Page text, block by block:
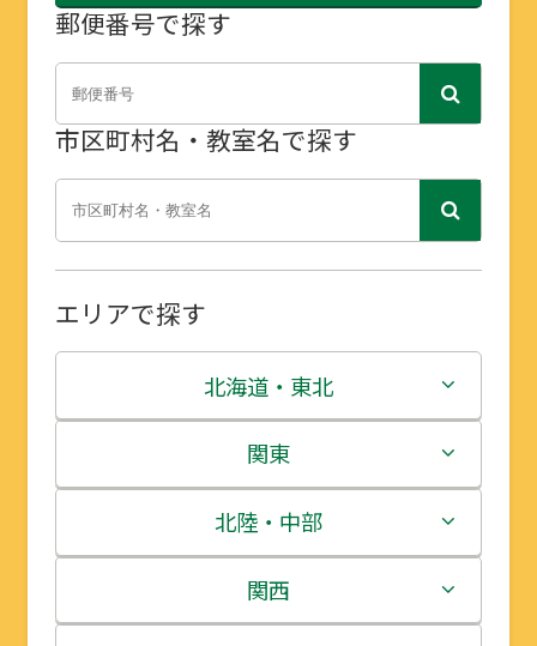
郵便番号で探す
市区町村名・教室名で探す
エリアで探す
北海道・東北
北海道
青森県
岩手県
関東
茨城県
栃木県
北陸・中部
新潟県
関西